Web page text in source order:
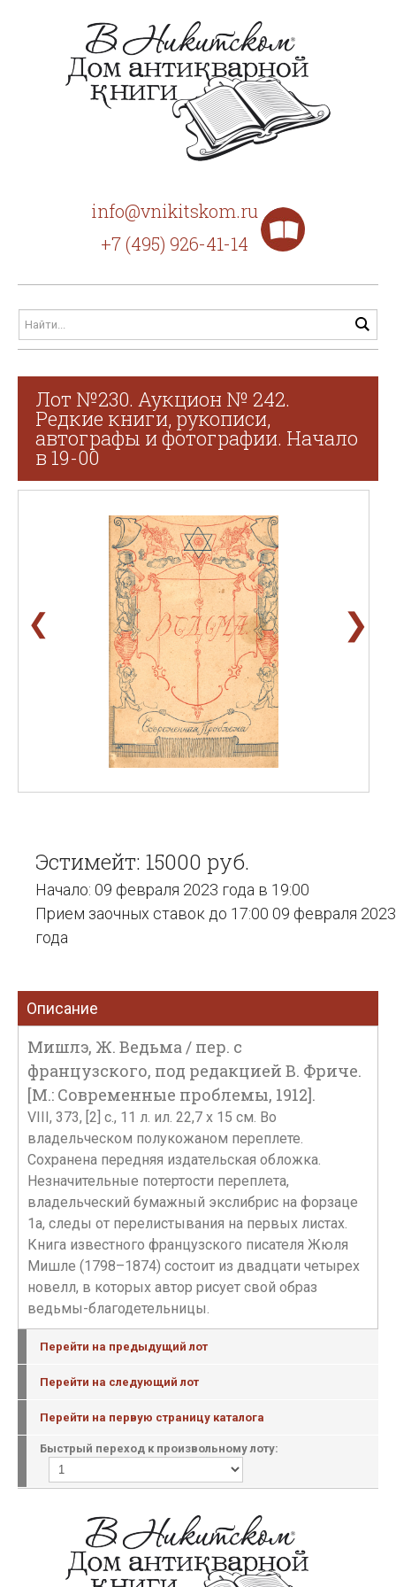
info@vnikitskom.ru
+7 (495) 926-41-14
Лот №230. Аукцион № 242.
Редкие книги, рукописи,
автографы и фотографии. Начало
в 19-00
❮ ❯
Эстимейт: 15000 руб.
Начало: 09 февраля 2023 года в 19:00
Прием заочных ставок до 17:00 09 февраля 2023
года
Описание
Мишлэ, Ж. Ведьма / пер. с
французского, под редакцией В. Фриче.
[М.: Современные проблемы, 1912].
VIII, 373, [2] с., 11 л. ил. 22,7 х 15 см. Во
владельческом полукожаном переплете.
Сохранена передняя издательская обложка.
Незначительные потертости переплета,
владельческий бумажный экслибрис на форзаце
1а, следы от перелистывания на первых листах.
Книга известного французского писателя Жюля
Мишле (1798–1874) состоит из двадцати четырех
новелл, в которых автор рисует свой образ
ведьмы-благодетельницы.
Перейти на предыдущий лот
Перейти на следующий лот
Перейти на первую страницу каталога
Быстрый переход к произвольному лоту: